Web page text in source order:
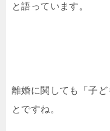
と語っています。
離婚に関しても「子
とですね。